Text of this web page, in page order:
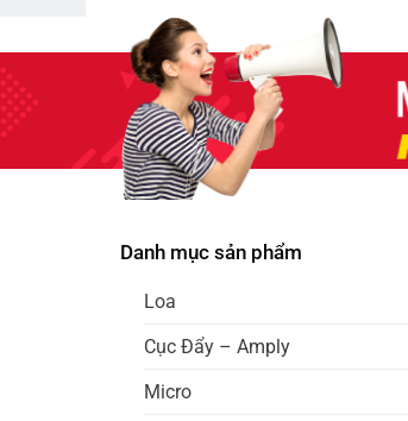
Danh mục sản phẩm
Loa
Cục Đẩy – Amply
Micro